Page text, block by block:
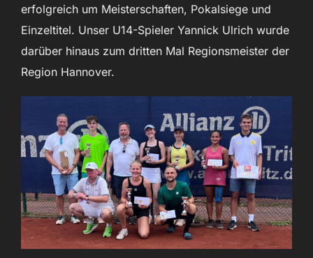
erfolgreich um Meisterschaften, Pokalsiege und
Einzeltitel. Unser U14-Spieler Yannick Ulrich wurde
darüber hinaus zum dritten Mal Regionsmeister der
Region Hannover.